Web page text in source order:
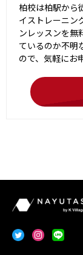
柏校は柏駅から
イストレーニン
ンレッスンを無
ているのか不明
ので、気軽にお